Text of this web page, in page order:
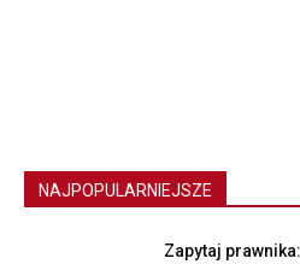
NAJPOPULARNIEJSZE
Zapytaj